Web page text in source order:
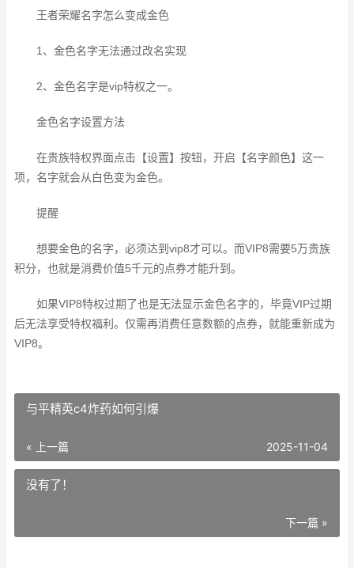
王者荣耀名字怎么变成金色
1、金色名字无法通过改名实现
2、金色名字是vip特权之一。
金色名字设置方法
在贵族特权界面点击【设置】按钮，开启【名字颜色】这一
项，名字就会从白色变为金色。
提醒
想要金色的名字，必须达到vip8才可以。而VIP8需要5万贵族
积分，也就是消费价值5千元的点券才能升到。
如果VIP8特权过期了也是无法显示金色名字的，毕竟VIP过期
后无法享受特权福利。仅需再消费任意数额的点券，就能重新成为
VIP8。
与平精英c4炸药如何引爆
« 上一篇 2025-11-04
没有了！
下一篇 »